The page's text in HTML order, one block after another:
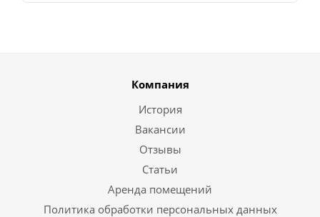
Компания
История
Вакансии
Отзывы
Статьи
Аренда помещений
Политика обработки персональных данных